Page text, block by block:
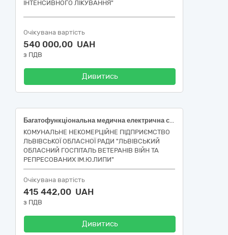
ІНТЕНСИВНОГО ЛІКУВАННЯ"
Очікувана вартість
540 000,00 UAH
з ПДВ
Дивитись
Багатофункціональна медична електрична система (НК 024:2023: 44491 – Багатофункційний дриль/пилка хірургічна, що живиться від електромережі / НК 031:2024: Z12130501 – МОТОРИЗОВАНІ СИСТЕМИ ОРТОПЕДИЧНОЇ ХІРУРГІЇ); Адаптер канюльованої дрилі для багатофункціональної медичної електричної системи (НК 024:2023: 43962 – З'єднувальний пристрій для хірургічного дриля стандартний / НК 031:2024: Z12130580 – МОТОРИЗОВАНІ ІНСТРУМЕНТИ ДЛЯ СИСТЕМИ ОРТОПЕДИЧНОЇ ХІРУРГІЇ – АПАРАТНІ АКСЕСУАРИ); Адаптер для встановлення і фіксації K-дротів (спиць Кіршнера) для багатофункціональної медичної електричної системи (НК 024:2023: 43660 – З'єднувальний пристрій для введення спиць / НК 031:2024: Z12130580 МОТОРИЗОВАНІ ІНСТРУМЕНТИ ДЛЯ СИСТЕМИ ОРТОПЕДИЧНОЇ ХІРУРГІЇ – АПАРАТНІ АКСЕСУАРИ); Лезо для осциляторної пили (НК 024:2023: 44984 – Лезо осцилюючої хірургічної пилки багаторазового застосування / НК 031:2024: L010703 – ЛЕЗА ДЛЯ МОТОРНИХ ХІРУРГІЧНИХ ПИЛОК, БАГАТОРАЗОВІ)
КОМУНАЛЬНЕ НЕКОМЕРЦІЙНЕ ПІДПРИЄМСТВО
ЛЬВІВСЬКОЇ ОБЛАСНОЇ РАДИ "ЛЬВІВСЬКИЙ
ОБЛАСНИЙ ГОСПІТАЛЬ ВЕТЕРАНІВ ВІЙН ТА
РЕПРЕСОВАНИХ ІМ.Ю.ЛИПИ"
Очікувана вартість
415 442,00 UAH
з ПДВ
Дивитись